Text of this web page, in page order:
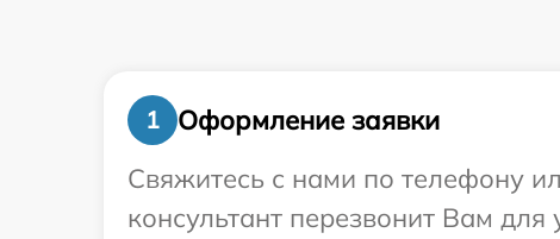
1
Оформление заявки
Свяжитесь с нами по телефону
консультант перезвонит Вам